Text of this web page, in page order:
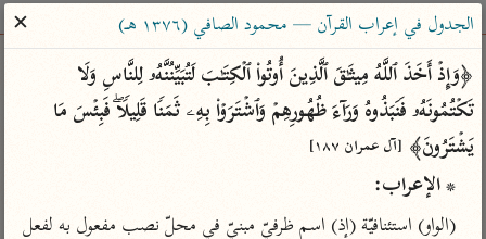
ساهم معنا في نشر القرآن والعلم الشرعي
الباحث القرآني
بحث تفسير علوم مصاحف معاجم
Type 2 or more characters for results.
الجدول في إعراب القرآن — محمود الصافي (١٣٧٦ هـ)
✕
یَشۡتَرُونَ﴾ [آل عمران ١٨٧]
* الإعراب: